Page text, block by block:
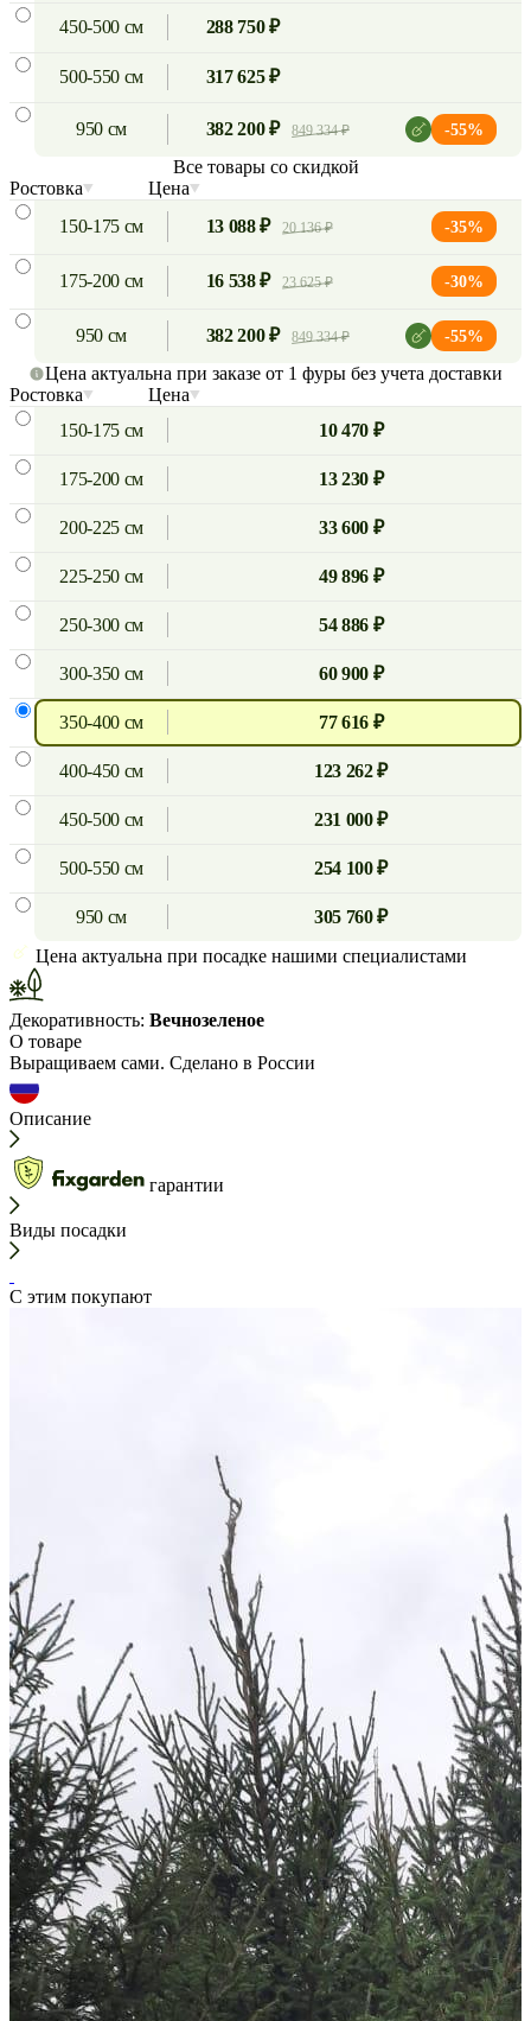
450-500 см 288 750 ₽
500-550 см 317 625 ₽
950 см 382 200 ₽ 849 334 ₽ -55%
Все товары со скидкой
Ростовка
Цена
150-175 см
13 088 ₽ 20 136 ₽ -35%
175-200 см 16 538 ₽ 23 625 ₽ -30%
950 см 382 200 ₽ 849 334 ₽ -55%
Цена актуальна при заказе от 1 фуры без учета доставки
Ростовка
Цена
150-175 см
10 470 ₽
175-200 см 13 230 ₽
200-225 см 33 600 ₽
225-250 см 49 896 ₽
250-300 см 54 886 ₽
300-350 см 60 900 ₽
350-400 см 77 616 ₽
400-450 см 123 262 ₽
450-500 см 231 000 ₽
500-550 см 254 100 ₽
950 см
305 760 ₽
Цена актуальна при посадке нашими специалистами
Декоративность: Вечнозеленое
О товаре
Выращиваем сами. Сделано в России
Описание
гарантии
Виды посадки
С этим покупают